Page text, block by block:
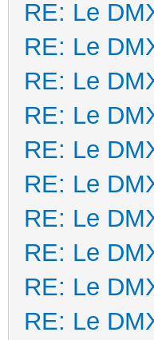
RE: Le
RE: Le
RE: Le
RE: Le
RE: Le
RE: Le
RE: Le
RE: Le
RE: Le
RE: Le